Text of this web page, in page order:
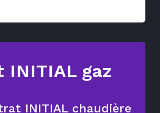
INITIAL gaz
INITIAL chaudière